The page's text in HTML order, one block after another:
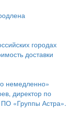
городах
доставки
немедленно»
директор по
ПО «Группы Астра».